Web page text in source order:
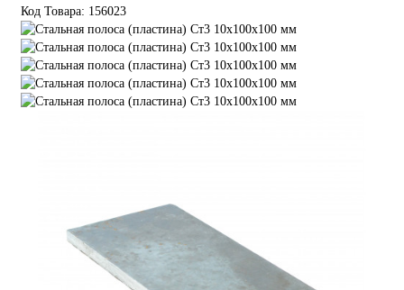
Код Товара: 156023